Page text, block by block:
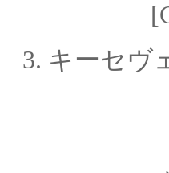
[Coda]
3. キーセ
ピアノ